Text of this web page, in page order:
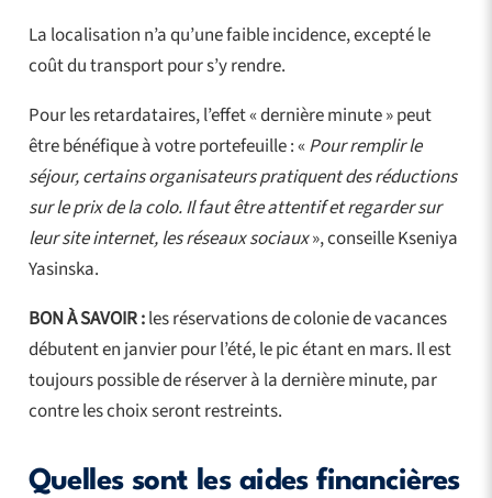
La localisation n’a qu’une faible incidence, excepté le
coût du transport pour s’y rendre.
Pour les retardataires, l’effet « dernière minute » peut
être bénéfique à votre portefeuille : «Pour remplir le
séjour, certains organisateurs pratiquent des réductions
sur le prix de la colo. Il faut être attentif et regarder sur
leur site internet, les réseaux sociaux», conseille Kseniya
Yasinska.
BON À SAVOIR :les réservations de colonie de vacances
débutent en janvier pour l’été, le pic étant en mars. Il est
toujours possible de réserver à la dernière minute, par
contre les choix seront restreints.
Quelles sont les aides financières